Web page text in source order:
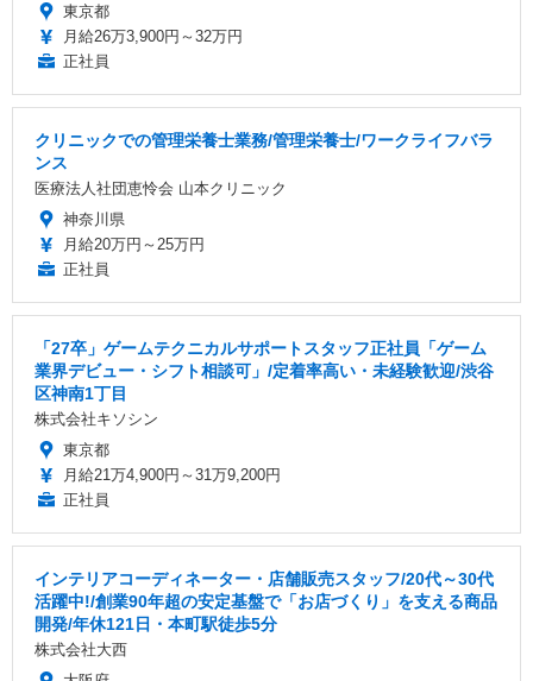
東京都
月給26万3,900円～32万円
正社員
クリニックでの管理栄養士業務/管理栄養士/ワークライフバラ
ンス
医療法人社団恵怜会 山本クリニック
神奈川県
月給20万円～25万円
正社員
「27卒」ゲームテクニカルサポートスタッフ正社員「ゲーム
業界デビュー・シフト相談可」/定着率高い・未経験歓迎/渋谷
区神南1丁目
株式会社キソシン
東京都
月給21万4,900円～31万9,200円
正社員
インテリアコーディネーター・店舗販売スタッフ/20代～30代
活躍中!/創業90年超の安定基盤で「お店づくり」を支える商品
開発/年休121日・本町駅徒歩5分
株式会社大西